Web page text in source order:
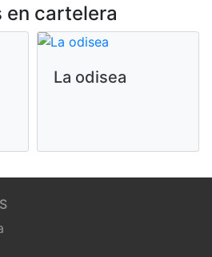
en cartelera
La odisea